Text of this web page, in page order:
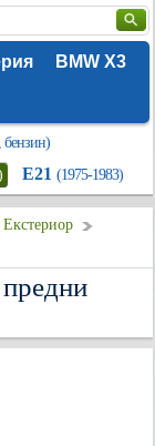
BMW X3
бензин)
E21 (1975-1983)
Екстериор